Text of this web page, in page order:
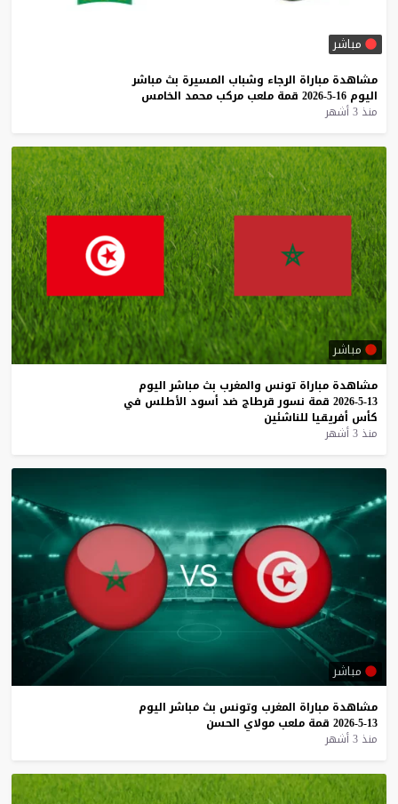
مباشر
مشاهدة مباراة الرجاء وشباب المسيرة بث مباشر
اليوم 16-5-2026 قمة ملعب مركب محمد الخامس
منذ 3 أشهر
مباشر
مشاهدة مباراة تونس والمغرب بث مباشر اليوم
13-5-2026
قمة نسور قرطاج ضد أسود الأطلس في
كأس أفريقيا للناشئين
منذ 3 أشهر
مباشر
مشاهدة مباراة المغرب وتونس بث مباشر اليوم
13-5-2026
قمة ملعب مولاي الحسن
منذ 3 أشهر